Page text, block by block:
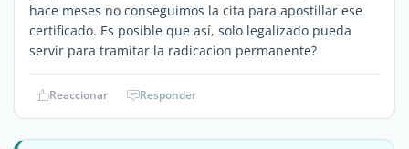
hace meses no conseguimos la cita para apostillar ese
certificado. Es posible que así, solo legalizado pueda
servir para tramitar la radicacion permanente?
Reaccionar Responder